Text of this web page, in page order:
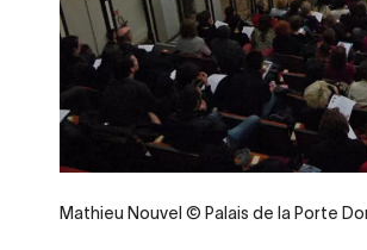
Mathieu Nouvel © Palais de la Porte